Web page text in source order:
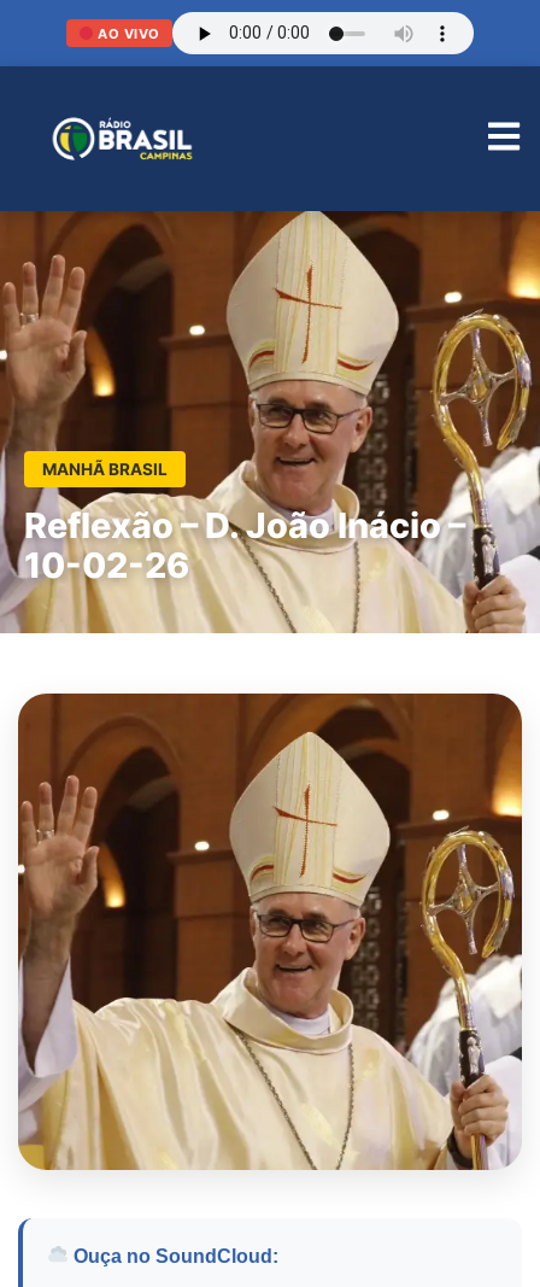
AO VIVO
MANHÃ BRASIL
Reflexão – D. João Inácio –
10-02-26
Ouça no SoundCloud: